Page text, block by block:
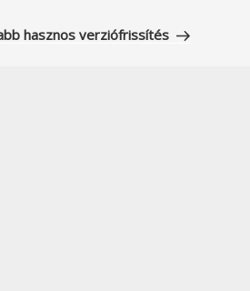
hasznos verziófrissítés